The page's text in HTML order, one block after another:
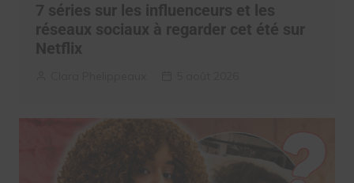
7 séries sur les influenceurs et les
réseaux sociaux à regarder cet été sur
Netflix